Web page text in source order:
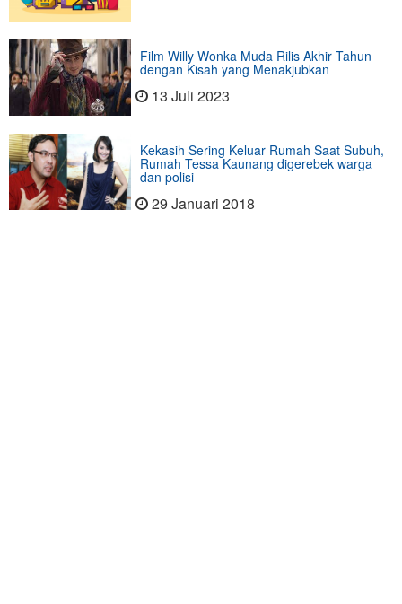
Film Willy Wonka Muda Rilis Akhir Tahun
dengan Kisah yang Menakjubkan
13 Juli 2023
Kekasih Sering Keluar Rumah Saat Subuh,
Rumah Tessa Kaunang digerebek warga
dan polisi
29 Januari 2018